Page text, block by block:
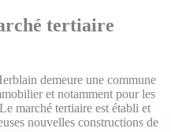
tertiaire
demeure une commune
et notamment pour les
marché tertiaire est établi et
nouvelles constructions de